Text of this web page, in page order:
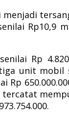
Rp10,9
Rp
unit mobil
Rp